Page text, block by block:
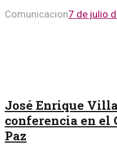
Comunicacion7 de julio
José Enrique
conferencia en el
Paz